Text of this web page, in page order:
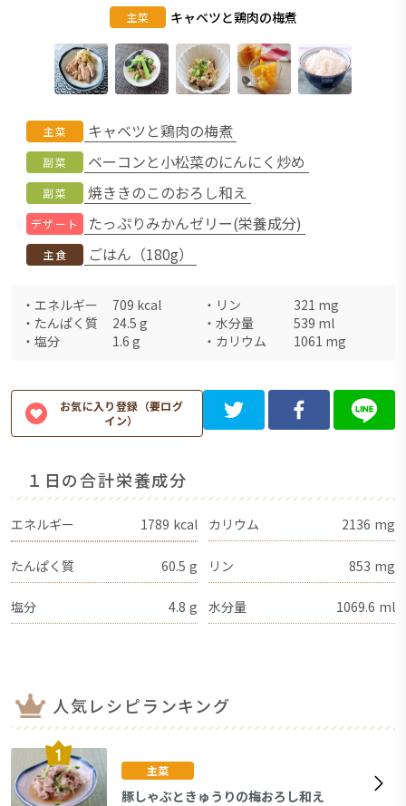
主菜 キャベツと鶏肉の梅煮
主菜 キャベツと鶏肉の梅煮
副菜 ベーコンと小松菜のにんにく炒め
副菜 焼ききのこのおろし和え
デザート たっぷりみかんゼリー(栄養成分)
主食 ごはん（180g）
・ エネルギー 709 kcal ・ リン 321 mg
・ たんぱく質 24.5 g ・ 水分量 539 ml
・ 塩分 1.6 g ・ カリウム 1061 mg
お気に入り登録（要ログ
イン）
１日の合計栄養成分
エネルギー 1789 kcal カリウム 2136 mg
たんぱく質 60.5 g リン 853 mg
塩分 4.8 g 水分量 1069.6 ml
人気レシピランキング
主菜
豚しゃぶときゅうりの梅おろし和え